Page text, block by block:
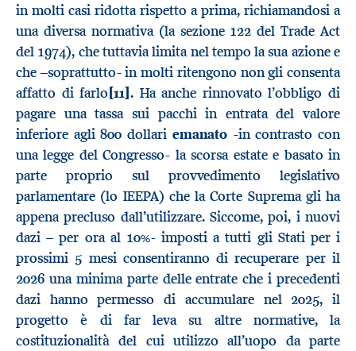
in molti casi ridotta rispetto a prima, richiamandosi a
una diversa normativa (la sezione 122 del Trade Act
del 1974), che tuttavia limita nel tempo la sua azione e
che –soprattutto- in molti ritengono non gli consenta
affatto di farlo [11]. Ha anche rinnovato l’obbligo di
pagare una tassa sui pacchi in entrata del valore
inferiore agli 800 dollari emanato -in contrasto con
una legge del Congresso- la scorsa estate e basato in
parte proprio sul provvedimento legislativo
parlamentare (lo IEEPA) che la Corte Suprema gli ha
appena precluso dall’utilizzare. Siccome, poi, i nuovi
dazi – per ora al 10%- imposti a tutti gli Stati per i
prossimi 5 mesi consentiranno di recuperare per il
2026 una minima parte delle entrate che i precedenti
dazi hanno permesso di accumulare nel 2025, il
progetto è di far leva su altre normative, la
costituzionalità del cui utilizzo all’uopo da parte